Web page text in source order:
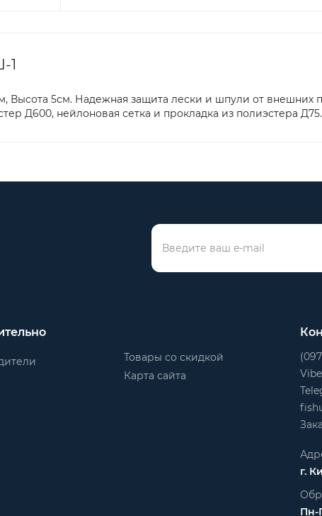
1
5см. Надежная защита лески и шпули от внешних
Д600, нейлоновая сетка и прокладка из полиэстера Д75.
Товары со скидкой
Карта сайта
г.
Пн-